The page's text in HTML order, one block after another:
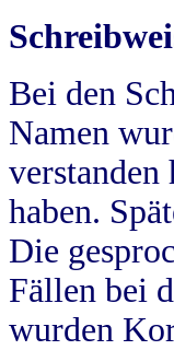
Bei den
Namen
verstanden
haben.
Die
Fällen bei
wurden